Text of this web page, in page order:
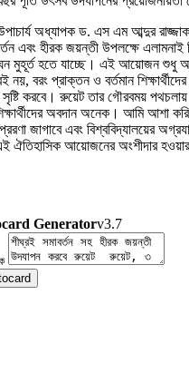
অধ্যাপক ড. এস এম আব্দুর রাজ্জাক
এবং হীরক জয়ন্তী উপলক্ষে
মুহূর্ত হতে যাচ্ছে। এই আয়োজন শুধু
নয়, বরং প্রাক্তন ও বর্তমান
করবে। রুয়েট তার গৌরবময় পথচলায়
অবদান অনেক। আমি আশা
জাগাবে এবং বিশ্ববিদ্যালয়ের
ঐতিহাসিক আয়োজনের অংশীদার
Generatorv3.7